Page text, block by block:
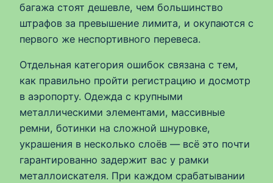
багажа стоят дешевле, чем большинство
штрафов за превышение лимита, и окупаются с
первого же неспортивного перевеса.
Отдельная категория ошибок связана с тем,
как правильно пройти регистрацию и досмотр
в аэропорту. Одежда с крупными
металлическими элементами, массивные
ремни, ботинки на сложной шнуровке,
украшения в несколько слоёв — всё это почти
гарантированно задержит вас у рамки
металлоискателя. При каждом срабатывании